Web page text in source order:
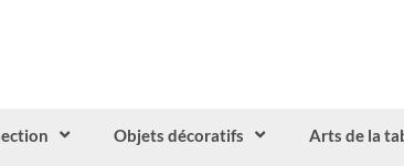
Objets décoratifs Arts de la